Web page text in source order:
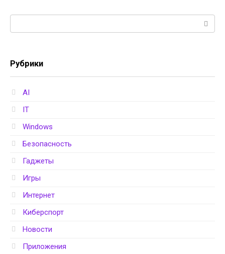
Рубрики
AI
IT
Windows
Безопасность
Гаджеты
Игры
Интернет
Киберспорт
Новости
Приложения